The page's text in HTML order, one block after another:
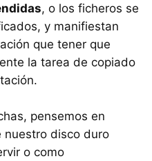
, o los ficheros se
y manifiestan
que tener que
la tarea de copiado
pensemos en
nuestro disco duro
o como